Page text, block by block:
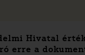
Hivatal
erre a